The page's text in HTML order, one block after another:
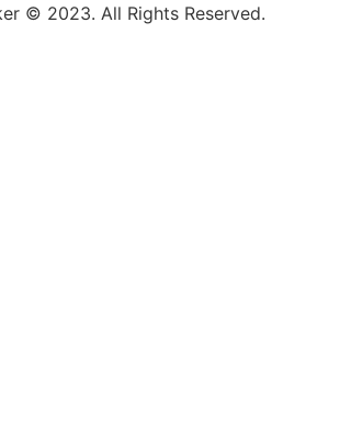
© 2023. All Rights Reserved.